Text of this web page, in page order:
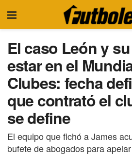
El caso León y
estar en el
Clubes: fecha
que contrató el
se define
El equipo que fichó a James
bufete de abogados para